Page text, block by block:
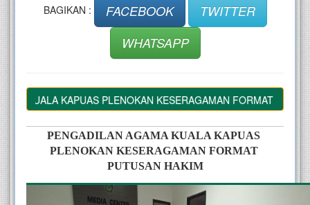
BAGIKAN : FACEBOOK
TWITTER
WHATSAPP
KUALA KAPUAS PLENOKAN KESERAGAMAN FORMAT PUTUSAN
PENGADILAN AGAMA KUALA KAPUAS
PLENOKAN KESERAGAMAN FORMAT
PUTUSAN HAKIM